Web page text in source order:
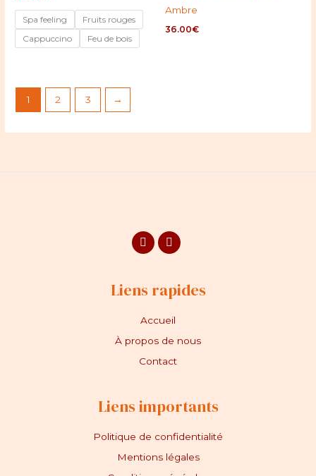
Spa feeling
Fruits rouges
Cappuccino
Feu de bois
Ambre
36.00€
1 2 3 →
FacebookInstagram
Liens rapides
Accueil
À propos de nous
Contact
Liens importants
Politique de confidentialité
Mentions légales